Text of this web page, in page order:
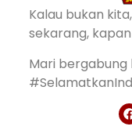
Kalau bukan
sekarang,
Mari